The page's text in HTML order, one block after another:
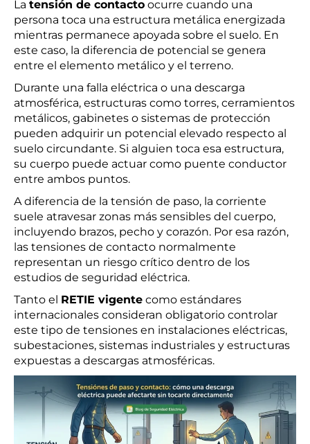
La tensión de contacto ocurre cuando una
persona toca una estructura metálica energizada
mientras permanece apoyada sobre el suelo. En
este caso, la diferencia de potencial se genera
entre el elemento metálico y el terreno.
Durante una falla eléctrica o una descarga
atmosférica, estructuras como torres, cerramientos
metálicos, gabinetes o sistemas de protección
pueden adquirir un potencial elevado respecto al
suelo circundante. Si alguien toca esa estructura,
su cuerpo puede actuar como puente conductor
entre ambos puntos.
A diferencia de la tensión de paso, la corriente
suele atravesar zonas más sensibles del cuerpo,
incluyendo brazos, pecho y corazón. Por esa razón,
las tensiones de contacto normalmente
representan un riesgo crítico dentro de los
estudios de seguridad eléctrica.
Tanto el RETIE vigente como estándares
internacionales consideran obligatorio controlar
este tipo de tensiones en instalaciones eléctricas,
subestaciones, sistemas industriales y estructuras
expuestas a descargas atmosféricas.